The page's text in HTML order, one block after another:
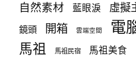
自然素材 藍眼淚 虛擬
鏡頭 開箱 雲端空間 電
馬祖 馬祖民宿 馬祖美食